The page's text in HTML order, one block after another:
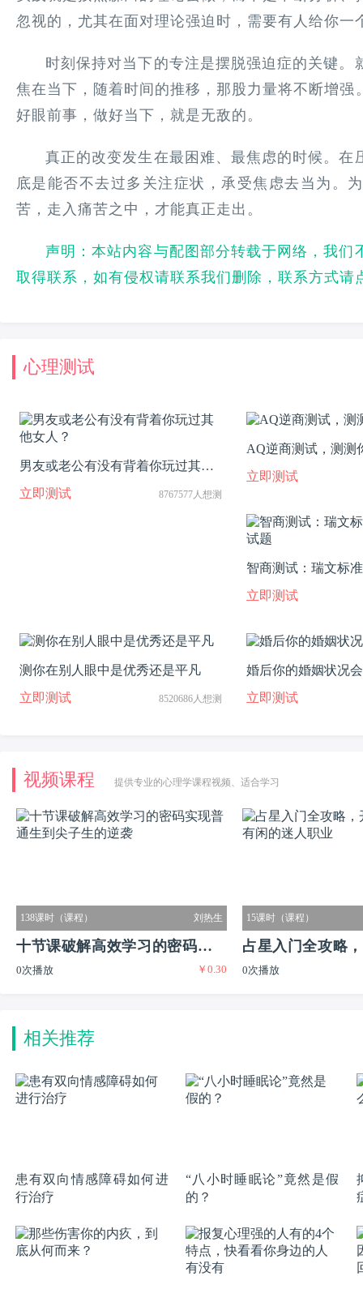
忽视的，尤其在面对理论强迫时，需要有人给你一
时刻保持对当下的专注是摆脱强迫症的关键
焦在当下，随着时间的推移，那股力量将不断增
好眼前事，做好当下，就是无敌的。
真正的改变发生在最困难、最焦虑的时候。
底是能否不去过多关注症状，承受焦虑去当为。
苦，走入痛苦之中，才能真正走出。
声明：本站内容与配图部分转载于网络，我
取得联系，如有侵权请联系我们删除，联系方式请
心理测试
男友或老公有没有背着你玩过其他
女人？
立即测试 8767577人想测
AQ逆商测试，测测
立即测试
智商测试：瑞文标
题
立即测试
测你在别人眼中是优秀还是平凡
立即测试
8520686人想测
婚后你的婚姻状况
立即测试
视频课程 提供专业的心理学课程视频、适合学习
138课时（课程） 刘热生
十节课破解高效学习的密码实现
普通生到尖子生的逆袭
0次播放 ￥0.30
15课时（课程）
占星入门全攻略
又有闲的迷人职业
0次播放
相关推荐
患有双向情感障碍如何进
行治疗
“八小时睡眠论”竟然是假
的？